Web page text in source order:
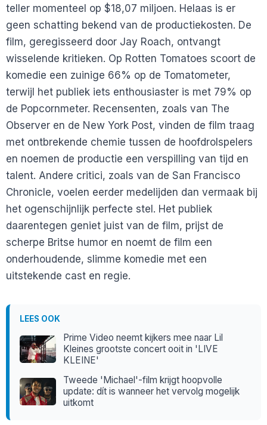
teller momenteel op $18,07 miljoen. Helaas is er
geen schatting bekend van de productiekosten. De
film, geregisseerd door Jay Roach, ontvangt
wisselende kritieken. Op Rotten Tomatoes scoort de
komedie een zuinige 66% op de Tomatometer,
terwijl het publiek iets enthousiaster is met 79% op
de Popcornmeter. Recensenten, zoals van The
Observer en de New York Post, vinden de film traag
met ontbrekende chemie tussen de hoofdrolspelers
en noemen de productie een verspilling van tijd en
talent. Andere critici, zoals van de San Francisco
Chronicle, voelen eerder medelijden dan vermaak bij
het ogenschijnlijk perfecte stel. Het publiek
daarentegen geniet juist van de film, prijst de
scherpe Britse humor en noemt de film een
onderhoudende, slimme komedie met een
uitstekende cast en regie.
LEES OOK
Prime Video neemt kijkers mee naar Lil
Kleines grootste concert ooit in 'LIVE
KLEINE'
Tweede 'Michael'-film krijgt hoopvolle
update: dít is wanneer het vervolg mogelijk
uitkomt